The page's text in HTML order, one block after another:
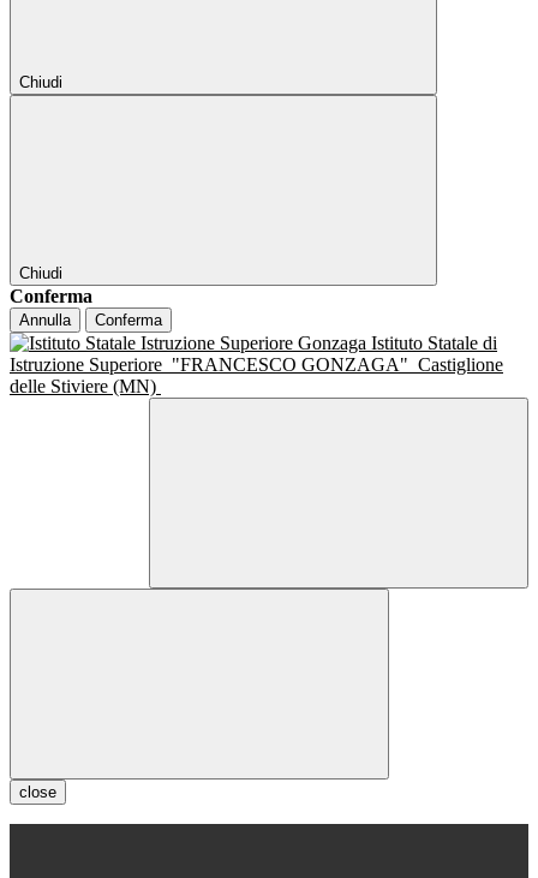
Chiudi
Chiudi
Conferma
Annulla Conferma
Istituto Statale di
Istruzione Superiore "FRANCESCO GONZAGA" Castiglione
delle Stiviere (MN)
close